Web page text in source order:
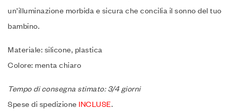
un’illuminazione morbida e sicura che concilia il sonno del tuo
bambino.
Materiale: silicone, plastica
Colore: menta chiaro
Tempo di consegna stimato: 3/4 giorni
Spese di spedizione INCLUSE.